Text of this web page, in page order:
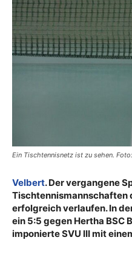
Ein Tischtennisnetz ist zu sehen.
Velbert. Der vergangene
Tischtennismannschaften
erfolgreich verlaufen. In
ein 5:5 gegen Hertha BSC
imponierte SVU III mit